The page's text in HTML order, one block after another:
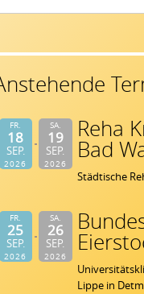
FR.
18
SEP.
2026
SA.
19
SEP.
2026
Reha
Bad
Städtische
FR.
25
SEP.
2026
SA.
26
SEP.
2026
Lippe in